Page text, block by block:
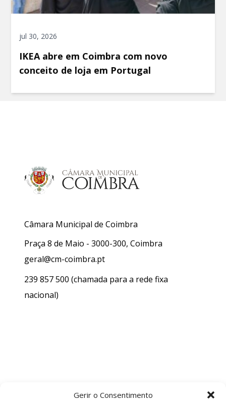
Gerir o Consentimento
jul 30, 2026
IKEA abre em Coimbra com novo
conceito de loja em Portugal
Câmara Municipal de Coimbra
Praça 8 de Maio - 3000-300, Coimbra
geral@cm-coimbra.pt
239 857 500 (chamada para a rede fixa
nacional)